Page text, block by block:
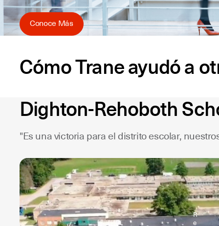
Conoce Más
Cómo Trane ayudó a
Dighton-Rehoboth
"Es una victoria para el distrito escolar,
R
e